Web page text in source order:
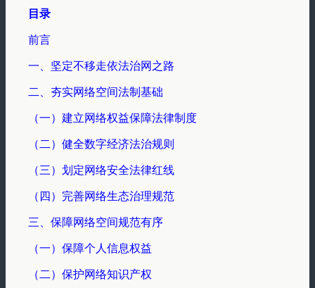
目录
前言
一、坚定不移走依法治网之路
二、夯实网络空间法制基础
（一）建立网络权益保障法律制度
（二）健全数字经济法治规则
（三）划定网络安全法律红线
（四）完善网络生态治理规范
三、保障网络空间规范有序
（一）保障个人信息权益
（二）保护网络知识产权